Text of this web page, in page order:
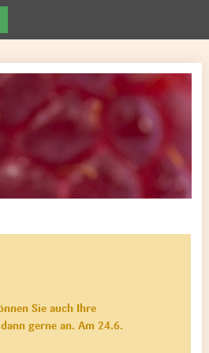
Sie auch Ihre
gerne an. Am 24.6.